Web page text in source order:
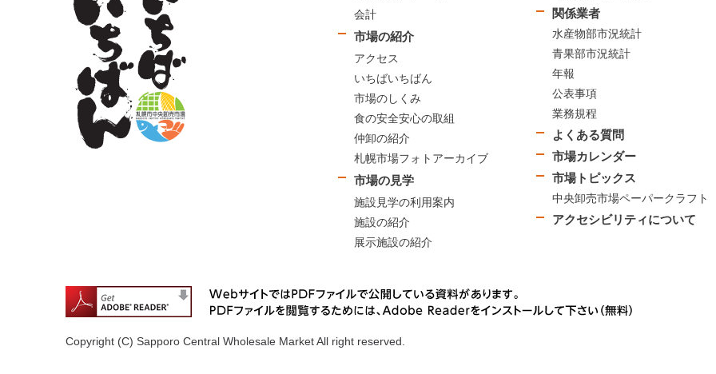
会計
市場の紹介
アクセス
いちばいちばん
市場のしくみ
食の安全安心の取組
仲卸の紹介
札幌市場フォトアーカイブ
市場の見学
施設見学の利用案内
施設の紹介
展示施設の紹介
関係業者
水産物部市況統計
青果部市況統計
年報
公表事項
業務規程
よくある質問
市場カレンダー
市場トピックス
中央卸売市場ペーパークラフト
アクセシビリティについて
Copyright (C) Sapporo Central Wholesale Market All right reserved.